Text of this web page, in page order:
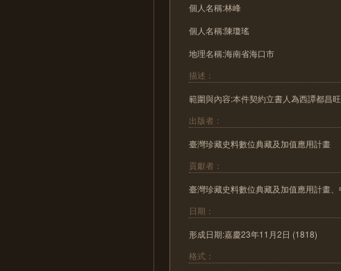
個人名稱:林峰
個人名稱:陳瓊瑤
地理名稱:海南省海口市
描述：
範圍與內容:本件契約立書人為西譚都昌
出版者：
臺灣珍藏史料數位典藏及加值應用計畫
貢獻者：
臺灣珍藏史料數位典藏及加值應用計畫
日期：
形成日期:嘉慶23年11月2日 (1818)
格式：